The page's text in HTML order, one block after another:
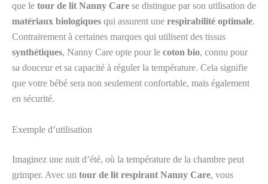
que le tour de lit Nanny Care se distingue par son utilisation de
matériaux biologiques qui assurent une respirabilité optimale.
Contrairement à certaines marques qui utilisent des tissus
synthétiques, Nanny Care opte pour le coton bio, connu pour
sa douceur et sa capacité à réguler la température. Cela signifie
que votre bébé sera non seulement confortable, mais également
en sécurité.
Exemple d’utilisation
Imaginez une nuit d’été, où la température de la chambre peut
grimper. Avec un tour de lit respirant Nanny Care, vous